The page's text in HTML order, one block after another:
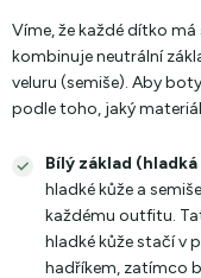
Víme, že každé dítko
kombinuje neutrální
veluru (semiše). Aby
podle toho, jaký
Bílý základ
hladké kůže a
každému outfitu.
hladké kůže stačí v
hadříkem, zatímco